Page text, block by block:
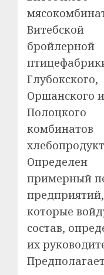
Витебской
бройлерной
Глубокского,
Оршанского и
Полоцкого
комбинатов
Определен
примерный
предприятий,
которые
состав,
их